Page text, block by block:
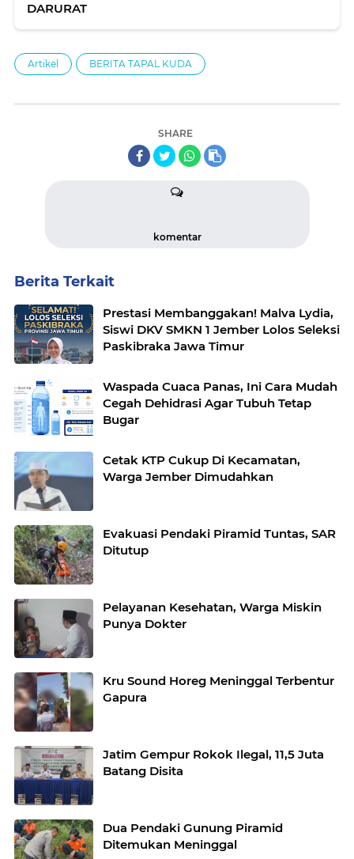
DARURAT
Artikel BERITA TAPAL KUDA
SHARE
komentar
Berita Terkait
Prestasi Membanggakan! Malva Lydia,
Siswi DKV SMKN 1 Jember Lolos Seleksi
Paskibraka Jawa Timur
Waspada Cuaca Panas, Ini Cara Mudah
Cegah Dehidrasi Agar Tubuh Tetap
Bugar
Cetak KTP Cukup Di Kecamatan,
Warga Jember Dimudahkan
Evakuasi Pendaki Piramid Tuntas, SAR
Ditutup
Pelayanan Kesehatan, Warga Miskin
Punya Dokter
Kru Sound Horeg Meninggal Terbentur
Gapura
Jatim Gempur Rokok Ilegal, 11,5 Juta
Batang Disita
Dua Pendaki Gunung Piramid
Ditemukan Meninggal